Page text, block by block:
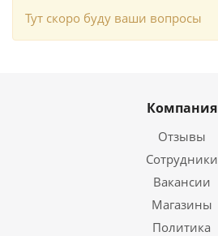
Тут скоро буду ваши вопросы
Компания
Отзывы
Сотрудники
Вакансии
Магазины
Политика